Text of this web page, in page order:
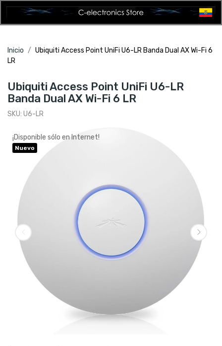
Inicio
Ubiquiti Access Point UniFi U6-LR Banda Dual AX Wi-Fi 6
LR
Ubiquiti Access Point UniFi U6-LR
Banda Dual AX Wi-Fi 6 LR
SKU: U6-LR
¡Disponible sólo en Internet!
Nuevo